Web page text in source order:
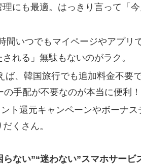
にも最適。はっきり言って「今
間いつでもマイページやアプリ
れる」無駄もないのがラク。
ば、韓国旅行でも追加料金不要
手配が不要なのが本当に便利！
ト還元キャンペーンやボーナス
くさん。
ない”“迷わない”スマホサービ